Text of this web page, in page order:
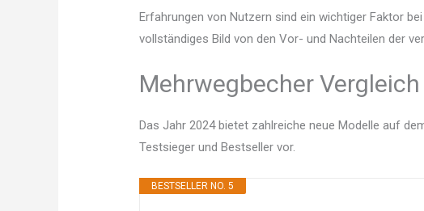
Erfahrungen von Nutzern sind ein wichtiger Faktor
vollständiges Bild von den Vor- und Nachteilen der
Mehrwegbecher
Das Jahr 2024 bietet zahlreiche neue Modelle auf
Testsieger und Bestseller vor.
BESTSELLER NO. 5